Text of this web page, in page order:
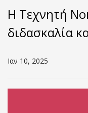
Η Τεχνητή
διδασκαλία
Ιαν 10, 2025